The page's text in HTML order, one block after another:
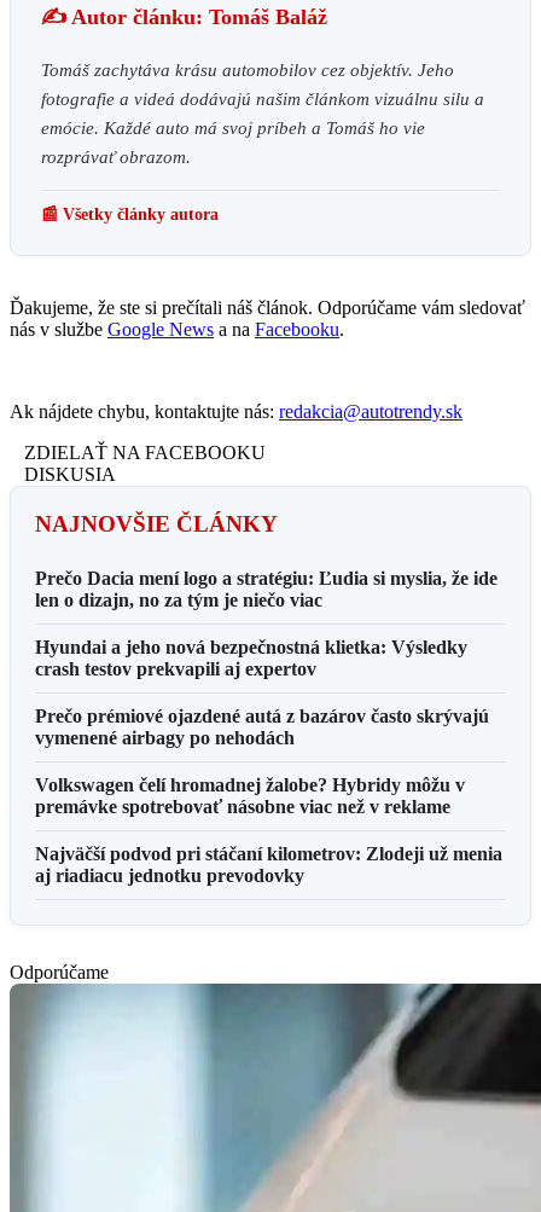
✍️ Autor článku: Tomáš Baláž
Tomáš zachytáva krásu automobilov cez objektív. Jeho
fotografie a videá dodávajú našim článkom vizuálnu silu a
emócie. Každé auto má svoj príbeh a Tomáš ho vie
rozprávať obrazom.
📰 Všetky články autora
Ďakujeme, že ste si prečítali náš článok. Odporúčame vám sledovať
nás v službe Google News a na Facebooku.
Ak nájdete chybu, kontaktujte nás: redakcia@autotrendy.sk
ZDIELAŤ NA FACEBOOKU
DISKUSIA
NAJNOVŠIE ČLÁNKY
Prečo Dacia mení logo a stratégiu: Ľudia si myslia, že ide
len o dizajn, no za tým je niečo viac
Hyundai a jeho nová bezpečnostná klietka: Výsledky
crash testov prekvapili aj expertov
Prečo prémiové ojazdené autá z bazárov často skrývajú
vymenené airbagy po nehodách
Volkswagen čelí hromadnej žalobe? Hybridy môžu v
premávke spotrebovať násobne viac než v reklame
Najväčší podvod pri stáčaní kilometrov: Zlodeji už menia
aj riadiacu jednotku prevodovky
Odporúčame